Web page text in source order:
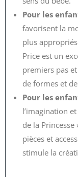
Pour les
favorisent la
plus
Price est un
premiers pas
de formes et
Pour les
l’imagination
de la Princesse
pièces et
stimule la